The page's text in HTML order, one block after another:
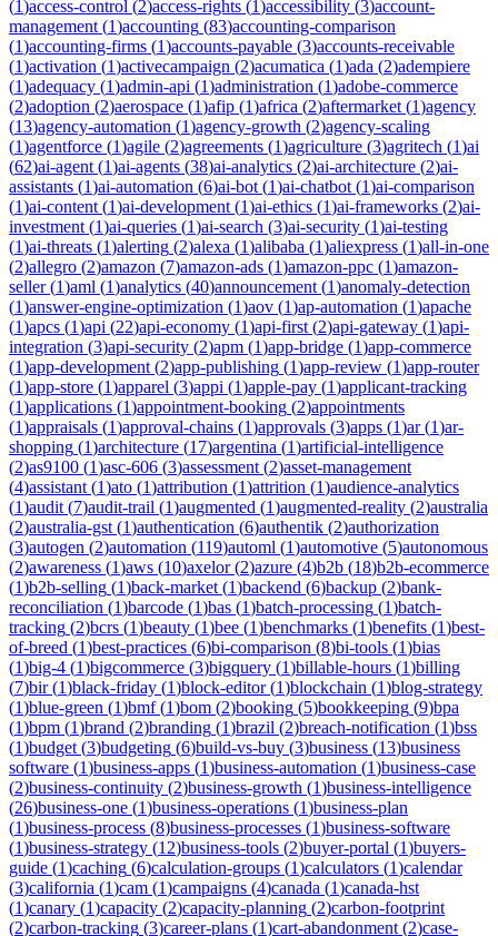
(1)access-control (2)access-rights (1)accessibility (3)account-
management (1)accounting (83)accounting-comparison
(1)accounting-firms (1)accounts-payable (3)accounts-receivable
(1)activation (1)activecampaign (2)acumatica (1)ada (2)adempiere
(1)adequacy (1)admin-api (1)administration (1)adobe-commerce
(2)adoption (2)aerospace (1)afip (1)africa (2)aftermarket (1)agency
(13)agency-automation (1)agency-growth (2)agency-scaling
(1)agentforce (1)agile (2)agreements (1)agriculture (3)agritech (1)ai
(62)ai-agent (1)ai-agents (38)ai-analytics (2)ai-architecture (2)ai-
assistants (1)ai-automation (6)ai-bot (1)ai-chatbot (1)ai-comparison
(1)ai-content (1)ai-development (1)ai-ethics (1)ai-frameworks (2)ai-
investment (1)ai-queries (1)ai-search (3)ai-security (1)ai-testing
(1)ai-threats (1)alerting (2)alexa (1)alibaba (1)aliexpress (1)all-in-one
(2)allegro (2)amazon (7)amazon-ads (1)amazon-ppc (1)amazon-
seller(1)aml (1)analytics (40)announcement (1)anomaly-detection
(1)answer-engine-optimization (1)aov (1)ap-automation (1)apache
(1)apcs (1)api (22)api-economy (1)api-first (2)api-gateway (1)api-
integration (3)api-security (2)apm (1)app-bridge (1)app-commerce
(1)app-development (2)app-publishing (1)app-review (1)app-router
(1)app-store (1)apparel (3)appi (1)apple-pay (1)applicant-tracking
(1)applications (1)appointment-booking (2)appointments
(1)appraisals (1)approval-chains (1)approvals (3)apps (1)ar(1)ar-
shopping (1)architecture (17)argentina (1)artificial-intelligence
(2)as9100 (1)asc-606 (3)assessment (2)asset-management
(4)assistant (1)ato (1)attribution (1)attrition (1)audience-analytics
(1)audit (7)audit-trail (1)augmented (1)augmented-reality (2)australia
(2)australia-gst (1)authentication (6)authentik (2)authorization
(3)autogen (2)automation (119)automl (1)automotive (5)autonomous
(2)awareness (1)aws (10)axelor(2)azure (4)b2b (18)b2b-ecommerce
(1)b2b-selling (1)back-market (1)backend (6)backup (2)bank-
reconciliation (1)barcode (1)bas (1)batch-processing (1)batch-
tracking (2)bcrs (1)beauty (1)bee (1)benchmarks (1)benefits (1)best-
of-breed (1)best-practices (6)bi-comparison (8)bi-tools (1)bias
(1)big-4 (1)bigcommerce (3)bigquery (1)billable-hours (1)billing
(7)bir(1)black-friday (1)block-editor(1)blockchain (1)blog-strategy
(1)blue-green (1)bmf(1)bom (2)booking (5)bookkeeping (9)bpa
(1)bpm (1)brand (2)branding (1)brazil (2)breach-notification (1)bss
(1)budget (3)budgeting (6)build-vs-buy (3)business (13)business
software (1)business-apps (1)business-automation (1)business-case
(2)business-continuity (2)business-growth (1)business-intelligence
(26)business-one (1)business-operations (1)business-plan
(1)business-process (8)business-processes (1)business-software
(1)business-strategy (12)business-tools (2)buyer-portal (1)buyers-
guide (1)caching (6)calculation-groups (1)calculators (1)calendar
(3)california (1)cam (1)campaigns (4)canada (1)canada-hst
(1)canary (1)capacity (2)capacity-planning (2)carbon-footprint
(2)carbon-tracking (3)career-plans (1)cart-abandonment (2)case-